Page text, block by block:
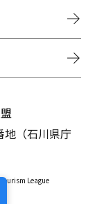
地（石川県庁
League